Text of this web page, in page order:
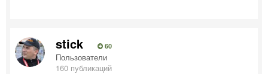
stick 60
Пользователи
160 публикаций